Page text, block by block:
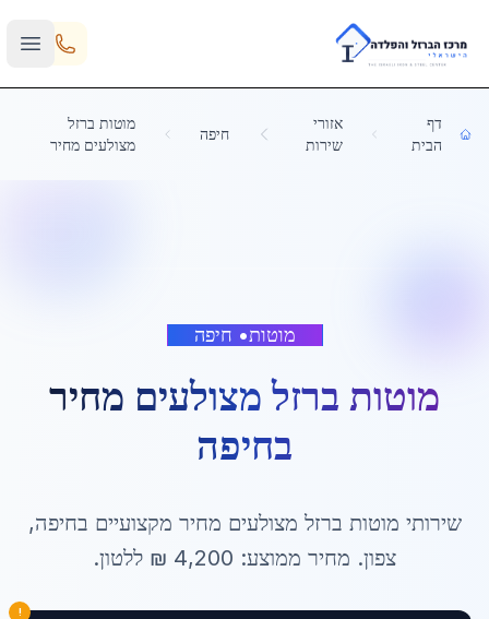
Skip to main content
דף
הבית
אזורי
שירות
חיפה
מוטות ברזל
מצולעים מחיר
מוטות• חיפה
מוטות ברזל מצולעים מחיר
בחיפה
שירותי מוטות ברזל מצולעים מחיר מקצועיים בחיפה,
צפון. מחיר ממוצע: 4,200 ₪ ללטון.
!